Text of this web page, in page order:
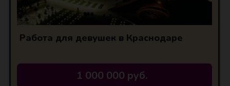
Работа для девушек в Краснодаре
1 000 000 руб.